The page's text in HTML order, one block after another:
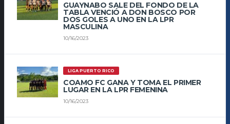
GUAYNABO SALE DEL FONDO DE LA
TABLA VENCIÓ A DON BOSCO POR
DOS GOLES A UNO EN LA LPR
MASCULINA
10/16/2023
LIGA PUERTO RICO
COAMO FC GANA Y TOMA EL PRIMER
LUGAR EN LA LPR FEMENINA
10/16/2023